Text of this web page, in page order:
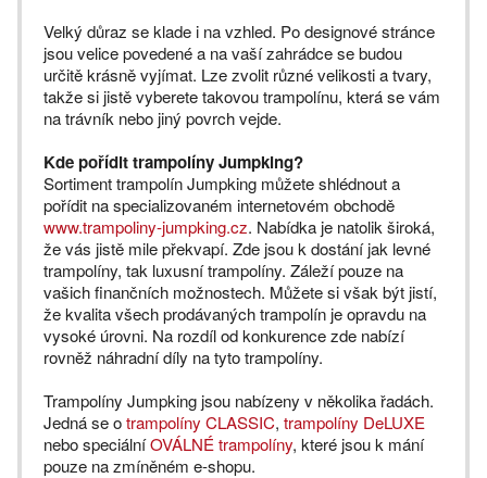
Velký důraz se klade i na vzhled. Po designové stránce
jsou velice povedené a na vaší zahrádce se budou
určitě krásně vyjímat. Lze zvolit různé velikosti a tvary,
takže si jistě vyberete takovou trampolínu, která se vám
na trávník nebo jiný povrch vejde.
Kde pořídit trampolíny Jumpking?
Sortiment trampolín Jumpking můžete shlédnout a
pořídit na specializovaném internetovém obchodě
www.trampoliny-jumpking.cz. Nabídka je natolik široká,
že vás jistě mile překvapí. Zde jsou k dostání jak levné
trampolíny, tak luxusní trampolíny. Záleží pouze na
vašich finančních možnostech. Můžete si však být jistí,
že kvalita všech prodávaných trampolín je opravdu na
vysoké úrovni. Na rozdíl od konkurence zde nabízí
rovněž náhradní díly na tyto trampolíny.
Trampolíny Jumpking jsou nabízeny v několika řadách.
Jedná se otrampolíny CLASSIC, trampolíny DeLUXE
nebo speciálníOVÁLNÉ trampolíny, které jsou k mání
pouze na zmíněném e-shopu.